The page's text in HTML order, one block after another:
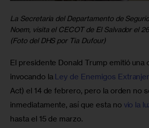
La Secretaria del Departamento de
Noem, visita el CECOT de El Salvador el
(Foto del DHS por Tia Dufour)
El presidente Donald Trump emitió una
invocando la Ley de Enemigos
Act) el 14 de febrero, pero la orden no
inmediatamente, así que esta no vio la
hasta el 15 de marzo.